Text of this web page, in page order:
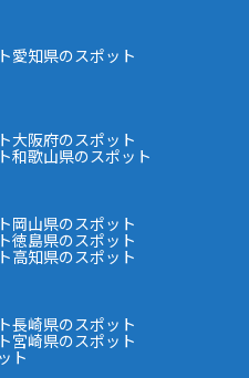
愛知県のスポット
大阪府のスポット
和歌山県のスポット
岡山県のスポット
徳島県のスポット
高知県のスポット
長崎県のスポット
宮崎県のスポット
ト